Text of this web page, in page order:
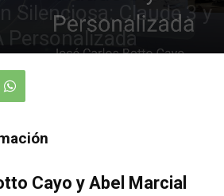
Silenciosa: Claude 3 y
Personalizada
Cayo y Abel Marcial